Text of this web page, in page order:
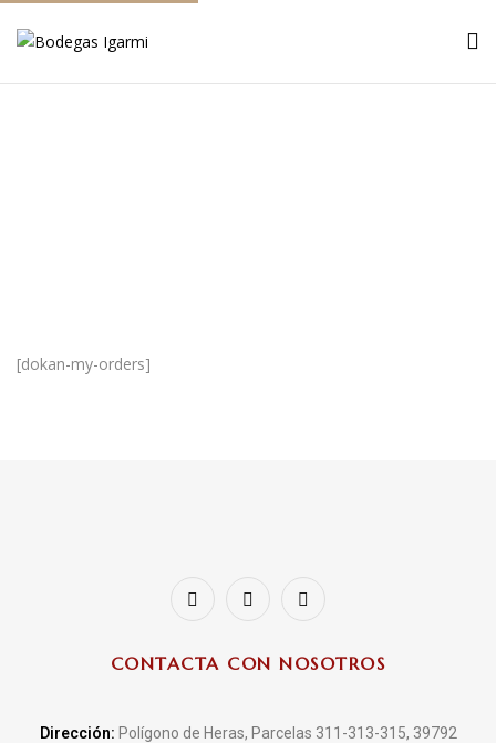
[dokan-my-orders]
CONTACTA CON NOSOTROS
Dirección: Polígono de Heras, Parcelas 311-313-315, 39792